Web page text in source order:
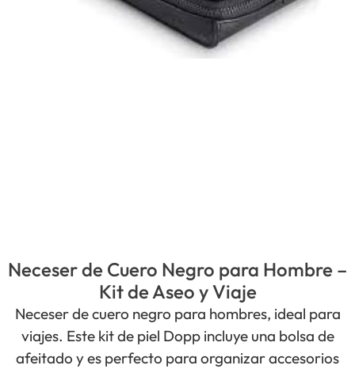
Neceser de Cuero Negro para Hombre –
Kit de Aseo y Viaje
Neceser de cuero negro para hombres, ideal para
viajes. Este kit de piel Dopp incluye una bolsa de
afeitado y es perfecto para organizar accesorios